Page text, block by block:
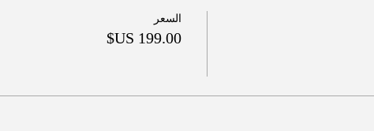
السعر